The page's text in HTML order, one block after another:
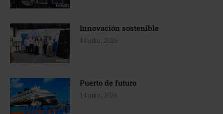
Innovación sostenible
14 julio, 2026
Puerto de futuro
14 julio, 2026